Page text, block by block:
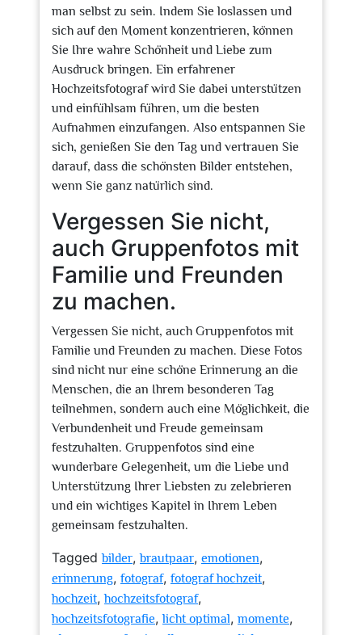
man selbst zu sein. Indem Sie loslassen und
sich auf den Moment konzentrieren, können
Sie Ihre wahre Schönheit und Liebe zum
Ausdruck bringen. Ein erfahrener
Hochzeitsfotograf wird Sie dabei unterstützen
und einfühlsam führen, um die besten
Aufnahmen einzufangen. Also entspannen Sie
sich, genießen Sie den Tag und vertrauen Sie
darauf, dass die schönsten Bilder entstehen,
wenn Sie ganz natürlich sind.
Vergessen Sie nicht,
auch Gruppenfotos mit
Familie und Freunden
zu machen.
Vergessen Sie nicht, auch Gruppenfotos mit
Familie und Freunden zu machen. Diese Fotos
sind nicht nur eine schöne Erinnerung an die
Menschen, die an Ihrem besonderen Tag
teilnehmen, sondern auch eine Möglichkeit, die
Verbundenheit und Freude gemeinsam
festzuhalten. Gruppenfotos sind eine
wunderbare Gelegenheit, um die Liebe und
Unterstützung Ihrer Liebsten zu zelebrieren
und ein wichtiges Kapitel in Ihrem Leben
gemeinsam festzuhalten.
Taggedbilder,brautpaar, emotionen,
erinnerung, fotograf, fotograf hochzeit,
hochzeit,hochzeitsfotograf,
hochzeitsfotografie,licht optimal, momente,